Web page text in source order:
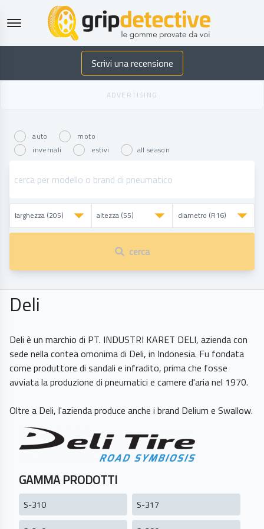
GripDetective
Scrivi una recensione
auto
moto
invernali
estivi all season
cerca
Deli
Deli è un marchio di PT. INDUSTRI KARET DELI, azienda con
sede nella contea omonima di Deli, in Indonesia. Fu fondata
come produttore di sandali e infradito, prima che fosse
avviata la produzione di pneumatici e camere d'aria nel 1970.
GAMMA PRODOTTI
S-310 S-317